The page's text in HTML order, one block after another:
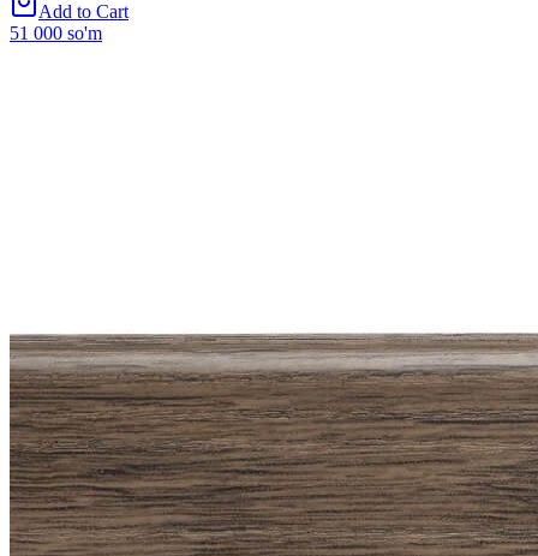
Add to Cart
51 000 so'm